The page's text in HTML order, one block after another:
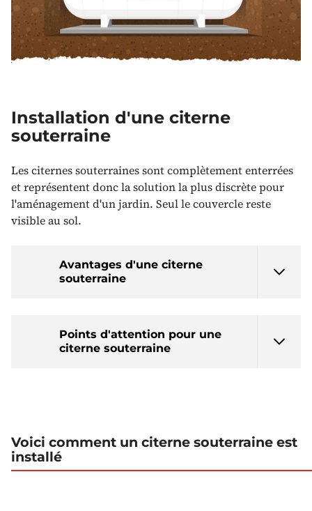
Installation d'une citerne
souterraine
Les citernes souterraines sont complètement enterrées
et représentent donc la solution la plus discrète pour
l'aménagement d'un jardin. Seul le couvercle reste
visible au sol.
Avantages d'une citerne
souterraine
Points d'attention pour une
citerne souterraine
Voici comment un citerne souterraine est
installé